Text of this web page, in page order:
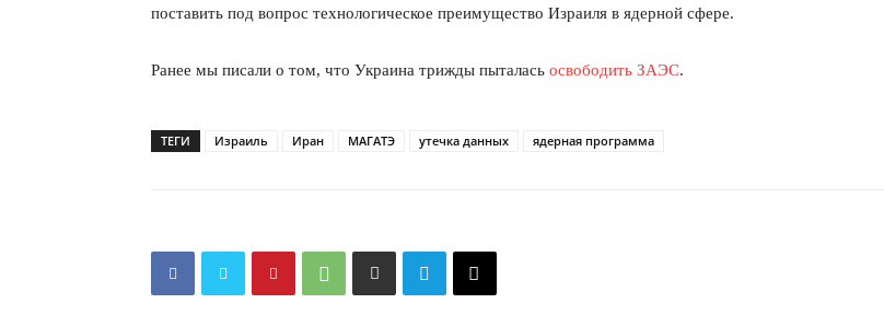
поставить под вопрос технологическое преимущество Израиля в ядерной сфере.
Ранее мы писали о том, что Украина трижды пыталась освободить ЗАЭС.
ТЕГИ Израиль Иран МАГАТЭ утечка данных ядерная программа